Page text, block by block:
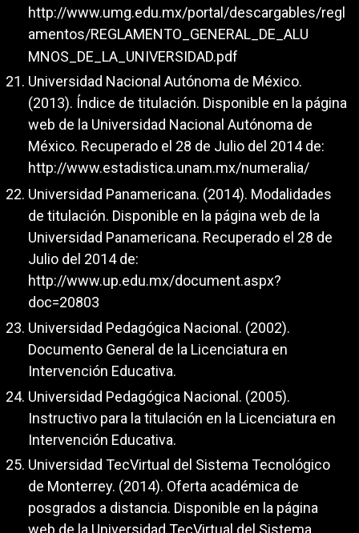
http://www.umg.edu.mx/portal/descargables/regl
amentos/REGLAMENTO_GENERAL_DE_ALU
MNOS_DE_LA_UNIVERSIDAD.pdf
Universidad Nacional Autónoma de México.
(2013). Índice de titulación. Disponible en la página
web de la Universidad Nacional Autónoma de
México. Recuperado el 28 de Julio del 2014 de:
http://www.estadistica.unam.mx/numeralia/
Universidad Panamericana. (2014). Modalidades
de titulación. Disponible en la página web de la
Universidad Panamericana. Recuperado el 28 de
Julio del 2014 de:
http://www.up.edu.mx/document.aspx?
doc=20803
Universidad Pedagógica Nacional. (2002).
Documento General de la Licenciatura en
Intervención Educativa.
Universidad Pedagógica Nacional. (2005).
Instructivo para la titulación en la Licenciatura en
Intervención Educativa.
Universidad TecVirtual del Sistema Tecnológico
de Monterrey. (2014). Oferta académica de
posgrados a distancia. Disponible en la página
web de la Universidad TecVirtual del Sistema